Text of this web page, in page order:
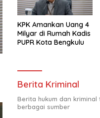
KPK Amankan Uang 4
Milyar di Rumah Kadis
PUPR Kota Bengkulu
Berita Kriminal
Berita hukum dan
berbagai sumber